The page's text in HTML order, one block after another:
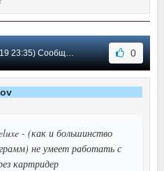
Сообщение #72 0
- (как и большинство
не умеет работать с
картридер